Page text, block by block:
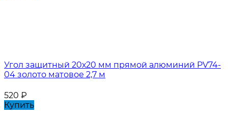
Угол защитный 20х20 мм прямой алюминий PV74-
04 золото матовое 2,7 м
520 ₽
Купить